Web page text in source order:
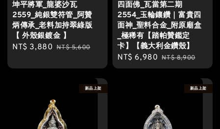
坤平將軍_龍婆沙瓦
2559_純銀雙符管_阿贊
炳傳承_老料加持翠綠版
【 外殼銀鍍金 】
Sale
NT$ 3,880 Regular
NT$ 5,600
四面佛_瓦當第二期
2554_玉輪鑲鑽｜富貴四
面神_聖料合金_附原廟盒
_極稀有【踏帕贊鑑定
卡】【義大利金鑽殼】
Sale
price
NT$ 6,980 Regular
price
NT$ 8,900
新品上架 新品上架